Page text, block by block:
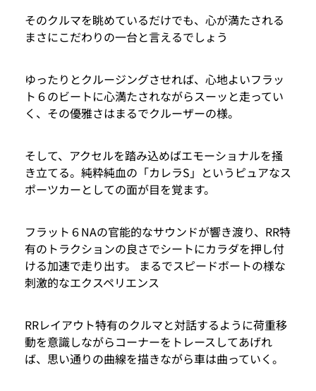
そのクルマを眺めているだけでも、心が満たされる
まさにこだわりの一台と言えるでしょう
ゆったりとクルージングさせれば、心地よいフラッ
ト６のビートに心満たされながらスーッと走ってい
く、その優雅さはまるでクルーザーの様。
そして、アクセルを踏み込めばエモーショナルを掻
き立てる。純粋純血の「カレラS」というピュアなス
ポーツカーとしての面が目を覚ます。
フラット６NAの官能的なサウンドが響き渡り、RR特
有のトラクションの良さでシートにカラダを押し付
ける加速で走り出す。 まるでスピードボートの様な
刺激的なエクスペリエンス
RRレイアウト特有のクルマと対話するように荷重移
動を意識しながらコーナーをトレースしてあげれ
ば、思い通りの曲線を描きながら車は曲っていく。